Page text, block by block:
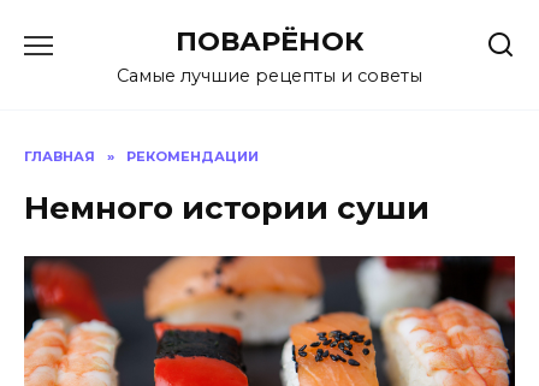
содержанию
ПОВАРЁНОК
Самые лучшие рецепты и советы
ГЛАВНАЯ » РЕКОМЕНДАЦИИ
Немного истории суши